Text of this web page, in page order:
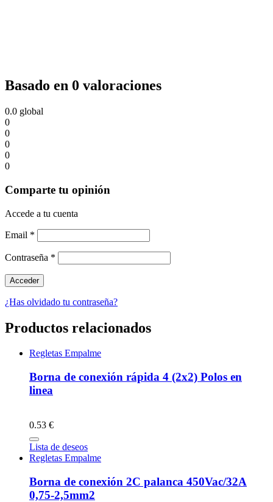
Basado en 0 valoraciones
0.0 global
0
0
0
0
0
Comparte tu opinión
Accede a tu cuenta
Email *
Contraseña *
¿Has olvidado tu contraseña?
Productos relacionados
Regletas Empalme
Borna de conexión rápida 4 (2x2) Polos en
linea
0.53 €
Lista de deseos
Regletas Empalme
Borna de conexión 2C palanca 450Vac/32A
0,75-2,5mm2